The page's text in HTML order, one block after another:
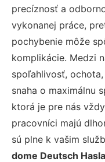
precíznosť a
vykonanej práce,
pochybenie môže
komplikácie. Medzi
spoľahlivosť,
snaha o maximálnu
ktorá je pre nás
pracovníci majú
sú plne k vašim
dome Deutsch